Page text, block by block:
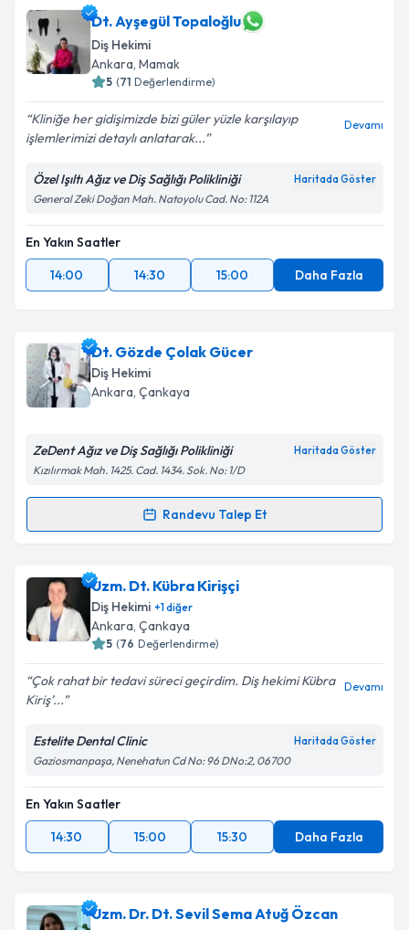
takvim hazırlandığında e-posta ile bilgilendireceğiz.
E-posta Adresiniz
Kişisel verilerimin işlenmesine ilişkin
kapsamda işlenmesini kabul ediyorum.
Dt. Ayşegül Topaloğlu
Diş Hekimi
Ankara, Mamak
5 (71 Değerlendirme)
Kliniğe her gidişimizde bizi güler yüzle karşılayıp
işlemlerimizi detaylı anlatarak...
Devamı
Özel Işıltı Ağız ve Diş Sağlığı Polikliniği Haritada Göster
General Zeki Doğan Mah. Natoyolu Cad. No: 112A
En Yakın Saatler
14:00
14:30 15:00 Daha Fazla
Dt. Gözde Çolak Gücer
Diş Hekimi
Ankara, Çankaya
ZeDent Ağız ve Diş Sağlığı Polikliniği Haritada Göster
Kızılırmak Mah. 1425. Cad. 1434. Sok. No: 1/D
Randevu Talep Et
Randevu Takvimi Talebi
Dt. Gözde Çolak Güceriçin randevu takvimi talebi
oluşturun. Size bu uzmandan randevu almanız için bir
takvim hazırlandığında e-posta ile bilgilendireceğiz.
Kişisel verilerimin işlenmesine ilişkin
Aydınlatma
Metni'ni okudum ve kişisel verilerimin belirtilen
kapsamda işlenmesini kabul ediyorum.
Takvim Talebini Gönder
Uzm. Dt. Kübra Kirişçi
Diş Hekimi +1diğer
Ankara, Çankaya
5 (76 Değerlendirme)
Çok rahat bir tedavi süreci geçirdim. Diş hekimi Kübra
Kiriş’...
Devamı
Estelite Dental Clinic Haritada Göster
Gaziosmanpaşa, Nenehatun Cd No: 96 DNo:2, 06700
En Yakın Saatler
14:30
15:00 15:30 Daha Fazla
Uzm. Dr. Dt. Sevil Sema Atuğ Özcan